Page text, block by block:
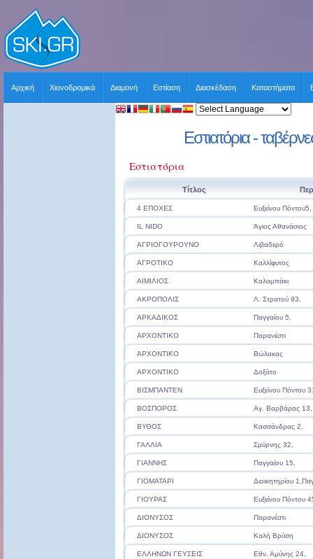
Αρχική Χιονοδρομικά Διαμονή Εστίαση Διασκέδαση Καταστήματα
Εστιατόρια -
Εστιατόρια
Τίτλος
4 ΕΠΟΧΕΣ Ευξείνου Πόντου5,
IL NIDO Άγιος Αθανάσιος
ΑΓΡΙΟΓΟΥΡΟΥΝΟ Λιβαδερό
ΑΓΡΟΤΙΚΟ Καλλίφυτος
ΑΙΜΙΛΙΟΣ Καλαμπάκι
ΑΚΡΟΠΟΛΙΣ Λ. Στρατού 93,
ΑΡΚΑΔΙΚΟΣ Παγγαίου 5,
ΑΡΧΟΝΤΙΚΟ Παρανέστι
ΑΡΧΟΝΤΙΚΟ Βώλακας
ΑΡΧΟΝΤΙΚΟ Δοξάτο
ΒΙΣΜΠΑΝΤΕΝ Ευξείνου Πόντου
ΒΟΣΠΟΡΟΣ Αγ. Βαρβάρας 13,
ΒΥΘΟΣ Κασσάνδρας 2,
ΓΑΛΛΙΑ Σμύρνης 32,
ΓΙΑΝΝΗΣ Παγγαίου 15,
ΓΙΟΜΑΤΑΡΙ Διοικητηρίου
ΓΙΟΥΡΑΣ Ευξείνου Πόντου
ΔΙΟΝΥΣΟΣ Παρανέστι
ΔΙΟΝΥΣΟΣ Καλή Βρύση
ΕΛΛΗΝΩΝ ΓΕΥΣΕΙΣ Εθν. Αμύνης 24,